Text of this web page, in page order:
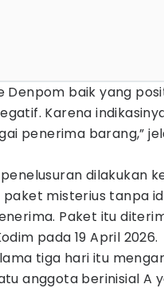
Denpom baik yang
Karena
penerima barang,”
dilakukan
misterius tanpa
Paket itu
pada 19 April 2026.
tiga hari itu
anggota berinisial A